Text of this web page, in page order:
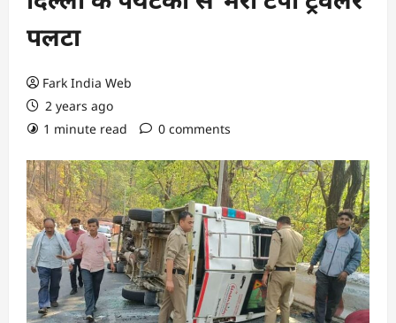
पलटा
Fark India Web
2 years ago
1 minute read
0 comments